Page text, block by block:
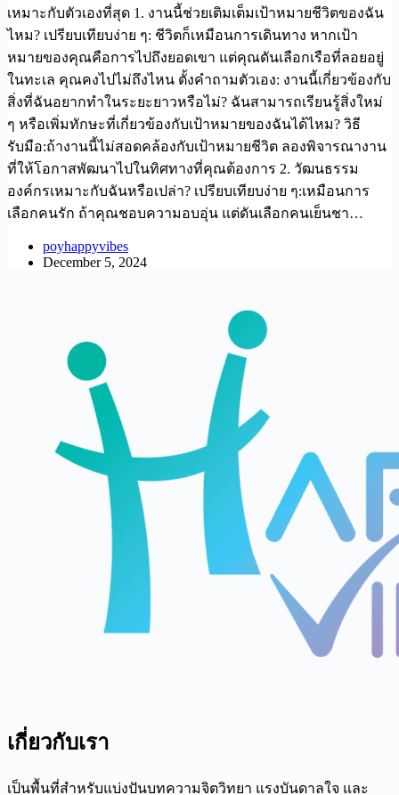
เหมาะกับตัวเองที่สุด 1. งานนี้ช่วยเติมเต็มเป้าหมายชีวิตของฉัน
ไหม? เปรียบเทียบง่าย ๆ: ชีวิตก็เหมือนการเดินทาง หากเป้า
หมายของคุณคือการไปถึงยอดเขา แต่คุณดันเลือกเรือที่ลอยอยู่
ในทะเล คุณคงไปไม่ถึงไหน ตั้งคำถามตัวเอง: งานนี้เกี่ยวข้องกับ
สิ่งที่ฉันอยากทำในระยะยาวหรือไม่? ฉันสามารถเรียนรู้สิ่งใหม่
ๆ หรือเพิ่มทักษะที่เกี่ยวข้องกับเป้าหมายของฉันได้ไหม? วิธี
รับมือ:ถ้างานนี้ไม่สอดคล้องกับเป้าหมายชีวิต ลองพิจารณางาน
ที่ให้โอกาสพัฒนาไปในทิศทางที่คุณต้องการ 2. วัฒนธรรม
องค์กรเหมาะกับฉันหรือเปล่า? เปรียบเทียบง่าย ๆ:เหมือนการ
เลือกคนรัก ถ้าคุณชอบความอบอุ่น แต่ดันเลือกคนเย็นชา…
poyhappyvibes
December 5, 2024
เกี่ยวกับเรา
เป็นพื้นที่สำหรับแบ่งปันบทความจิตวิทยา แรงบันดาลใจ และ